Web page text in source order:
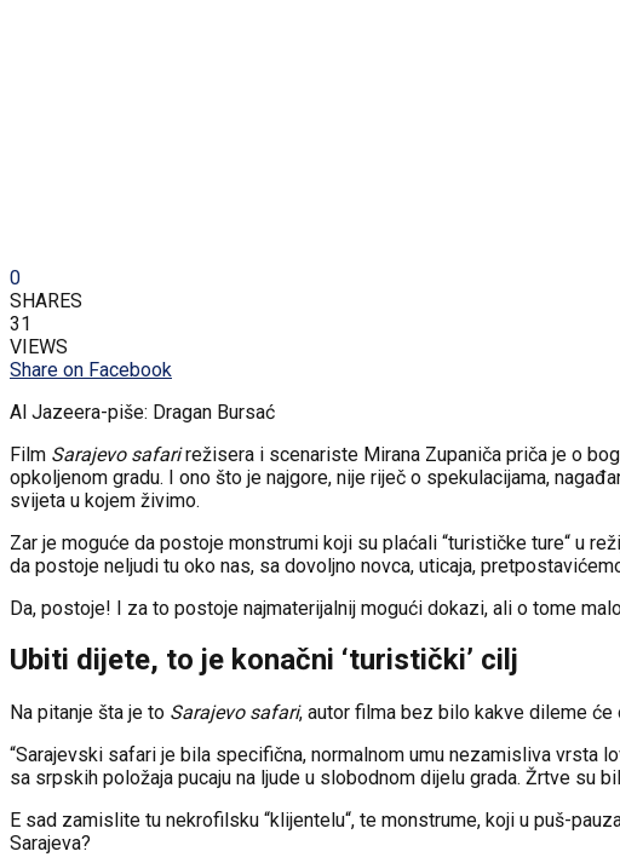
0
SHARES
31
VIEWS
Share on Facebook
Al Jazeera-piše: Dragan Bursać
Film Sarajevo safarirežisera i scenariste Mirana Zupaniča priča je o
opkoljenom gradu. I ono što je najgore, nije riječ o spekulacijama,
svijeta u kojem živimo.
Zar je moguće da postoje monstrumi koji su plaćali “turističke ture“ u
da postoje neljudi tu oko nas, sa dovoljno novca, uticaja,
Da, postoje! I za to postoje najmaterijalnij mogući dokazi, ali o tome
Ubiti dijete, to je konačni ‘turistički’ cilj
Na pitanje šta je to Sarajevo safari, autor filma bez bilo kakve dileme će
“Sarajevski safari je bila specifična, normalnom umu nezamisliva vrsta
sa srpskih položaja pucaju na ljude u slobodnom dijelu grada. Žrtve su
E sad zamislite tu nekrofilsku “klijentelu“, te monstrume, koji u puš-
Sarajeva?